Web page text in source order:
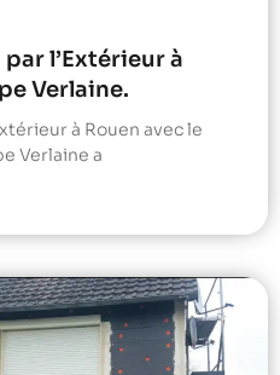
l’Extérieur à
Verlaine.
à Rouen avec le
Verlaine a